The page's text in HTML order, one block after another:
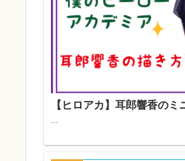
【ヒロアカ】耳郎響香の